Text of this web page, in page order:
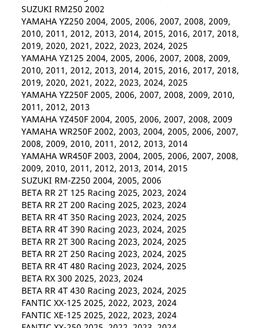
SUZUKI RM250 2002
YAMAHA YZ250 2004, 2005, 2006, 2007, 2008, 2009,
2010, 2011, 2012, 2013, 2014, 2015, 2016, 2017, 2018,
2019, 2020, 2021, 2022, 2023, 2024, 2025
YAMAHA YZ125 2004, 2005, 2006, 2007, 2008, 2009,
2010, 2011, 2012, 2013, 2014, 2015, 2016, 2017, 2018,
2019, 2020, 2021, 2022, 2023, 2024, 2025
YAMAHA YZ250F 2005, 2006, 2007, 2008, 2009, 2010,
2011, 2012, 2013
YAMAHA YZ450F 2004, 2005, 2006, 2007, 2008, 2009
YAMAHA WR250F 2002, 2003, 2004, 2005, 2006, 2007,
2008, 2009, 2010, 2011, 2012, 2013, 2014
YAMAHA WR450F 2003, 2004, 2005, 2006, 2007, 2008,
2009, 2010, 2011, 2012, 2013, 2014, 2015
SUZUKI RM-Z250 2004, 2005, 2006
BETA RR 2T 125 Racing 2025, 2023, 2024
BETA RR 2T 200 Racing 2025, 2023, 2024
BETA RR 4T 350 Racing 2023, 2024, 2025
BETA RR 4T 390 Racing 2023, 2024, 2025
BETA RR 2T 300 Racing 2023, 2024, 2025
BETA RR 2T 250 Racing 2023, 2024, 2025
BETA RR 4T 480 Racing 2023, 2024, 2025
BETA RX 300 2025, 2023, 2024
BETA RR 4T 430 Racing 2023, 2024, 2025
FANTIC XX-125 2025, 2022, 2023, 2024
FANTIC XE-125 2025, 2022, 2023, 2024